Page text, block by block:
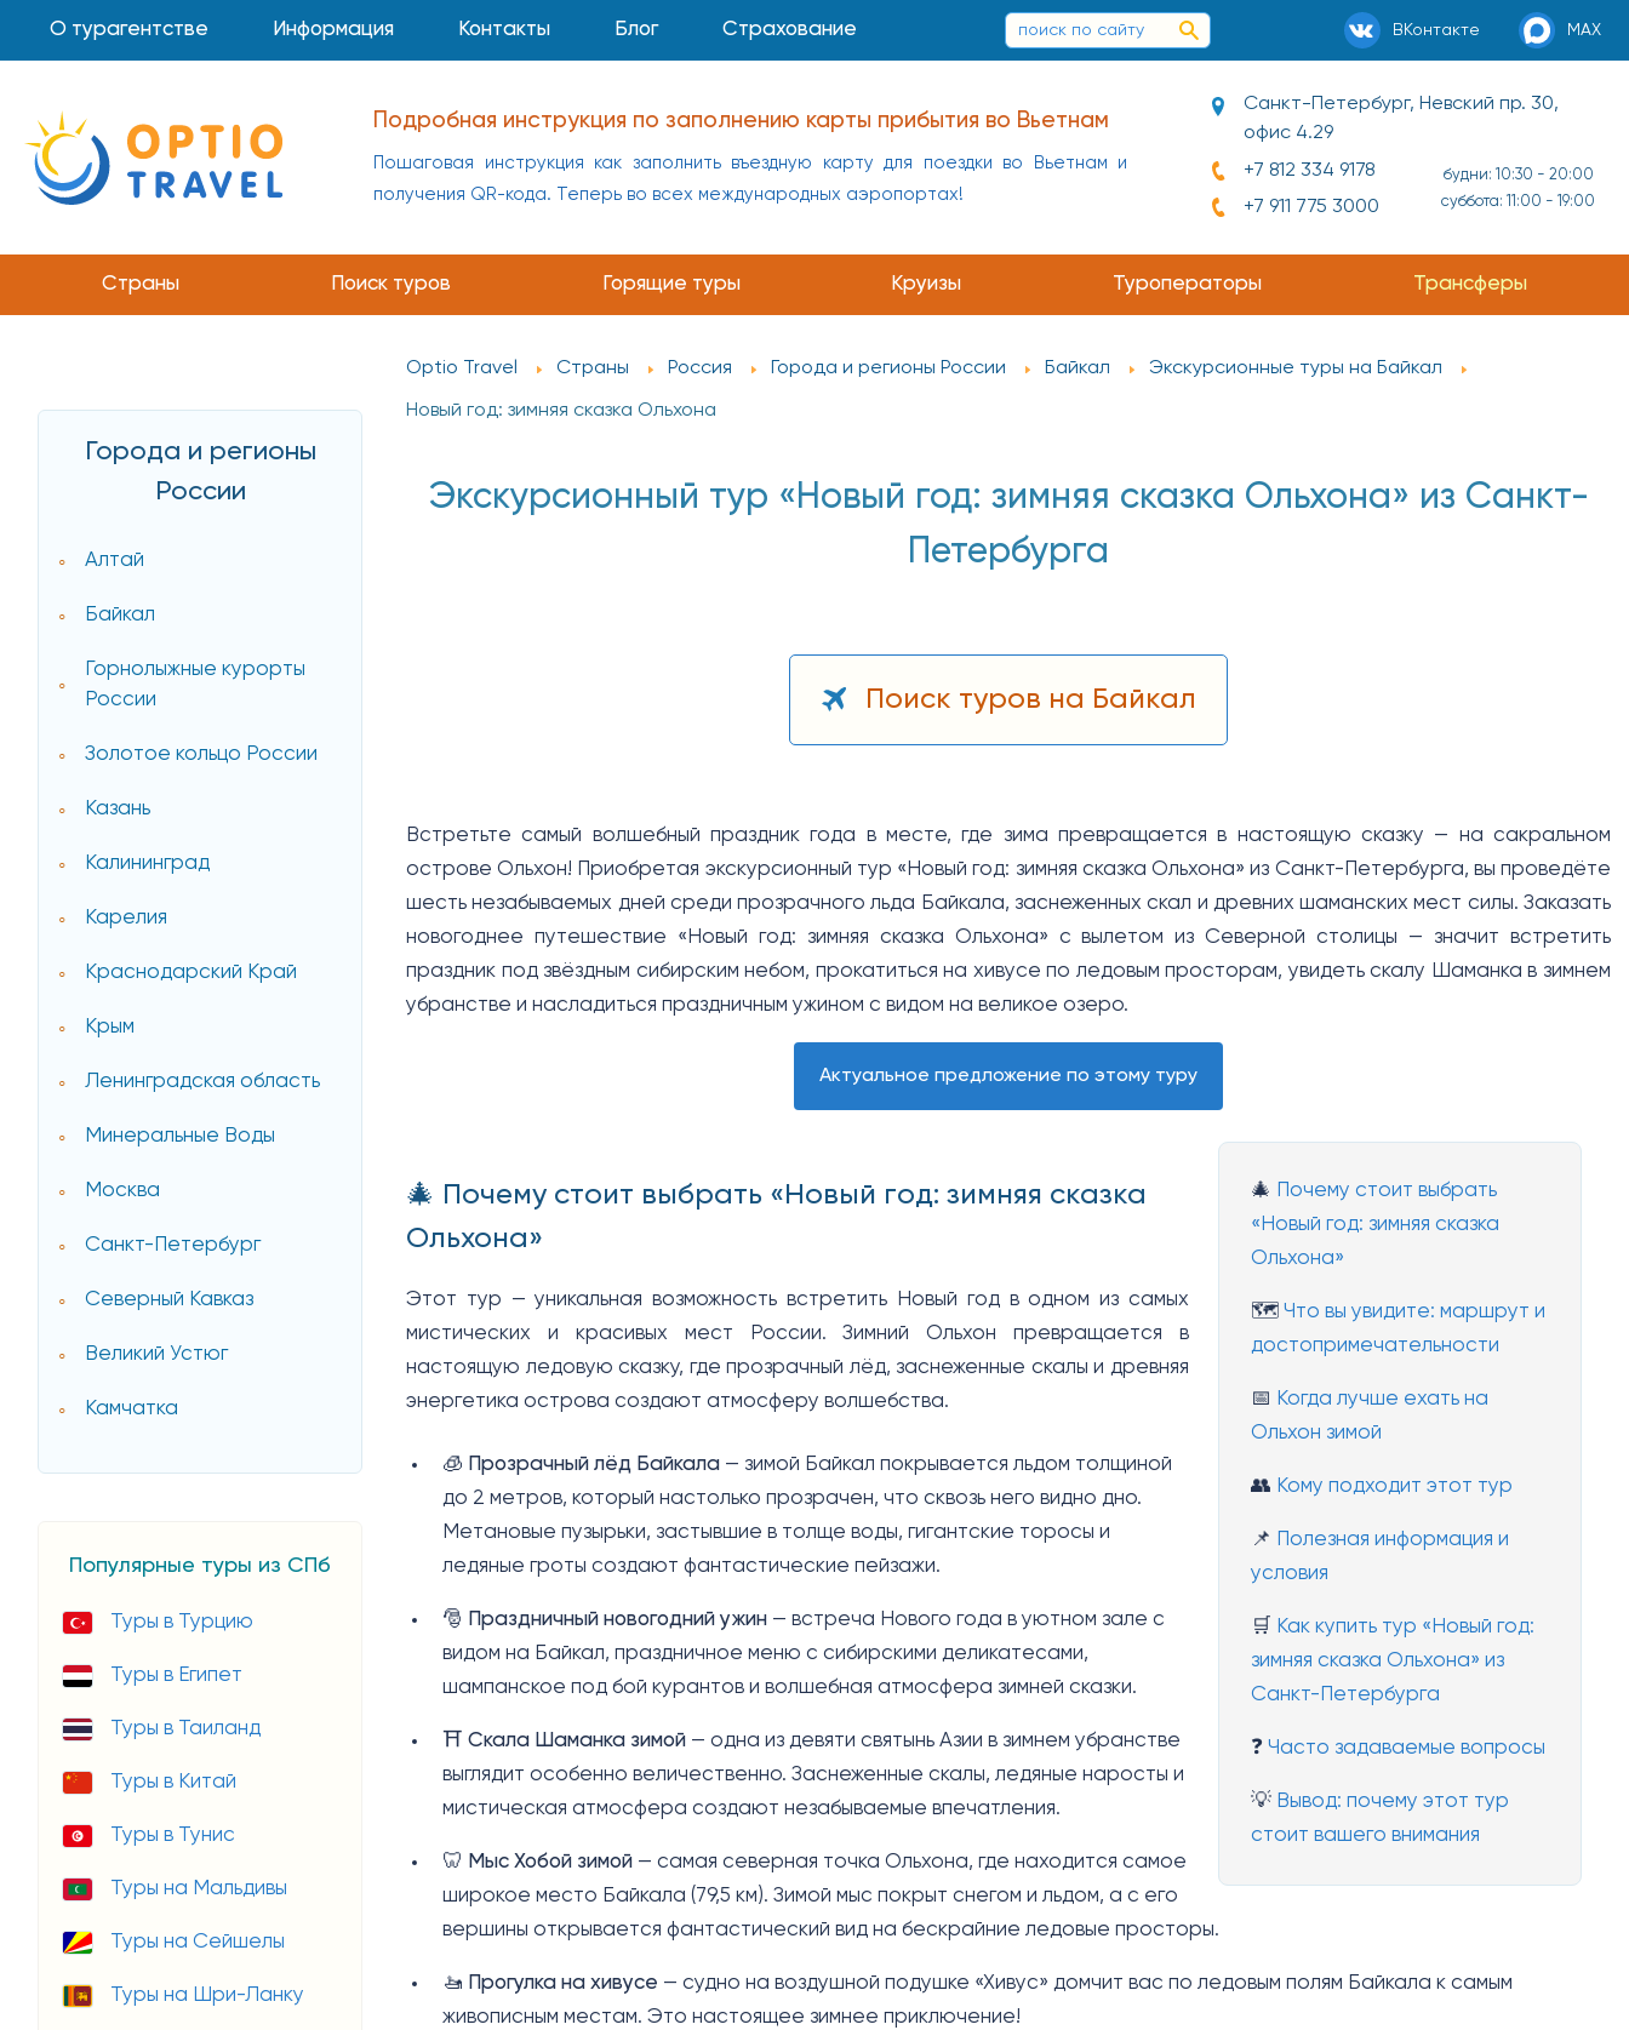
О турагентстве Информация Контакты Блог Страхование ВКонтакте MAX
Подробная инструкция по заполнению карты прибытия во Вьетнам
Пошаговая инструкция как заполнить въездную карту для поездки во Вьетнам и
получения QR-кода. Теперь во всех международных аэропортах!
Санкт-Петербург, Невский пр. 30,
офис 4.29
+7 812 334 9178
+7 911 775 3000
будни: 10:30 - 20:00
суббота: 11:00 - 19:00
Страны Поиск туров Горящие туры Круизы Туроператоры Трансферы
Города и регионы
России
Алтай
Байкал
Горнолыжные курорты
России
Золотое кольцо России
Казань
Калининград
Карелия
Краснодарский Край
Крым
Ленинградская область
Минеральные Воды
Москва
Санкт-Петербург
Северный Кавказ
Великий Устюг
Камчатка
Популярные туры из СПб
Туры в Турцию
Туры в Египет
Туры в Таиланд
Туры в Китай
Туры в Тунис
Туры на Мальдивы
Туры на Сейшелы
Туры на Шри-Ланку
Optio Travel Страны Россия Города и регионы России Байкал Экскурсионные туры на Байкал
Новый год: зимняя сказка Ольхона
Экскурсионный тур «Новый год: зимняя сказка Ольхона» из Санкт-
Петербурга
Поиск туров на Байкал
Встретьте самый волшебный праздник года в месте, где зима превращается в настоящую сказку — на сакральном
острове Ольхон! Приобретая экскурсионный тур «Новый год: зимняя сказка Ольхона» из Санкт-Петербурга, вы проведёте
шесть незабываемых дней среди прозрачного льда Байкала, заснеженных скал и древних шаманских мест силы. Заказать
новогоднее путешествие «Новый год: зимняя сказка Ольхона» с вылетом из Северной столицы — значит встретить
праздник под звёздным сибирским небом, прокатиться на хивусе по ледовым просторам, увидеть скалу Шаманка в зимнем
убранстве и насладиться праздничным ужином с видом на великое озеро.
Актуальное предложение по этому туру
🎄 Почему стоит выбрать
«Новый год: зимняя сказка
Ольхона»
🗺️Что вы увидите: маршрут и
достопримечательности
📅 Когда лучше ехать на
Ольхон зимой
👥 Кому подходит этот тур
📌 Полезная информация и
условия
🛒 Как купить тур «Новый год:
зимняя сказка Ольхона» из
Санкт-Петербурга
❓Часто задаваемые вопросы
💡 Вывод: почему этот тур
стоит вашего внимания
🎄 Почему стоит выбрать «Новый год: зимняя сказка
Ольхона»
Этот тур — уникальная возможность встретить Новый год в одном из самых
мистических и красивых мест России. Зимний Ольхон превращается в
настоящую ледовую сказку, где прозрачный лёд, заснеженные скалы и древняя
энергетика острова создают атмосферу волшебства.
🧊 Прозрачный лёд Байкала — зимой Байкал покрывается льдом толщиной
до 2 метров, который настолько прозрачен, что сквозь него видно дно.
Метановые пузырьки, застывшие в толще воды, гигантские торосы и
ледяные гроты создают фантастические пейзажи.
🎅 Праздничный новогодний ужин — встреча Нового года в уютном зале с
видом на Байкал, праздничное меню с сибирскими деликатесами,
шампанское под бой курантов и волшебная атмосфера зимней сказки.
⛩️Скала Шаманка зимой — одна из девяти святынь Азии в зимнем убранстве
выглядит особенно величественно. Заснеженные скалы, ледяные наросты и
мистическая атмосфера создают незабываемые впечатления.
🦷 Мыс Хобой зимой — самая северная точка Ольхона, где находится самое
широкое место Байкала (79,5 км). Зимой мыс покрыт снегом и льдом, а с его
вершины открывается фантастический вид на бескрайние ледовые просторы.
🚤 Прогулка на хивусе — судно на воздушной подушке «Хивус» домчит вас по ледовым полям Байкала к самым
живописным местам. Это настоящее зимнее приключение!